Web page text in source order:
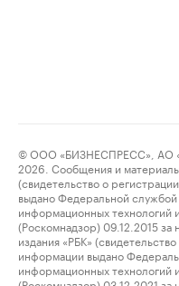
© ООО «БИЗНЕСПРЕСС», АО
2026. Сообщения и
(свидетельство о
выдано Федеральной
информационных технологий
(Роскомнадзор) 09.12.2015
издания «РБК»
информации выдано
информационных технологий